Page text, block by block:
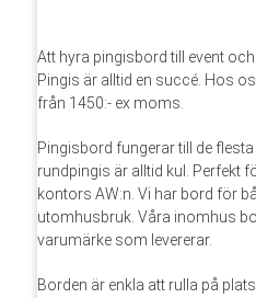
Att hyra pingisbord till event och
Pingis är alltid en succé. Hos
från 1450:- ex moms.
Pingisbord fungerar till de
rundpingis är alltid kul. Perfekt
kontors AW:n. Vi har bord för
utomhusbruk. Våra inomhus
varumärke som levererar.
Borden är enkla att rulla på